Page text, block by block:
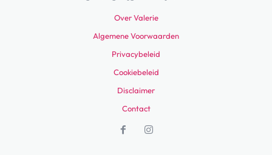
Over Valerie
Algemene Voorwaarden
Privacybeleid
Cookiebeleid
Disclaimer
Contact